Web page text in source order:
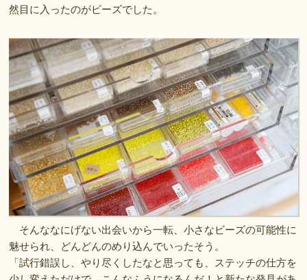
然目に入ったのがビーズでした。
そんななにげない出会いから一転、小さなビーズの可能性に
魅せられ、どんどんのめり込んでいったそう。
「試行錯誤し、やり尽くしたなと思っても、ステッチの仕方を